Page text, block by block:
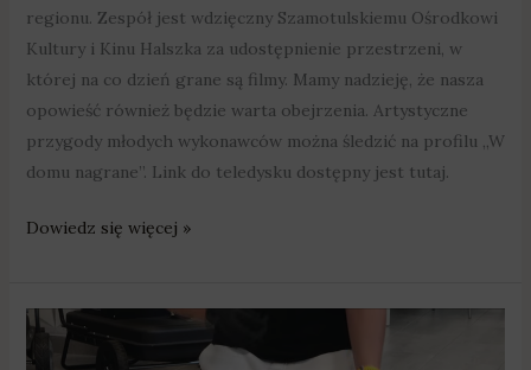
regionu. Zespół jest wdzięczny Szamotulskiemu Ośrodkowi
Kultury i Kinu Halszka za udostępnienie przestrzeni, w
której na co dzień grane są filmy. Mamy nadzieję, że nasza
opowieść również będzie warta obejrzenia. Artystyczne
przygody młodych wykonawców można śledzić na profilu „W
domu nagrane”. Link do teledysku dostępny jest tutaj.
Dowiedz się więcej »
To
wiedza,